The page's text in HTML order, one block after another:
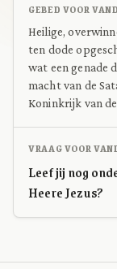
GEBED VOOR
Heilige,
ten dode
wat een genade
macht van de
Koninkrijk van
VRAAG VOOR
Leef jij nog
Heere Jezus?